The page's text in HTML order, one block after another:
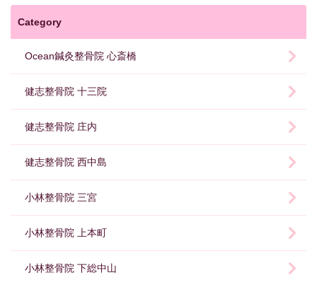
Category
Ocean鍼灸整骨院 心斎橋
健志整骨院 十三院
健志整骨院 庄内
健志整骨院 西中島
小林整骨院 三宮
小林整骨院 上本町
小林整骨院 下総中山